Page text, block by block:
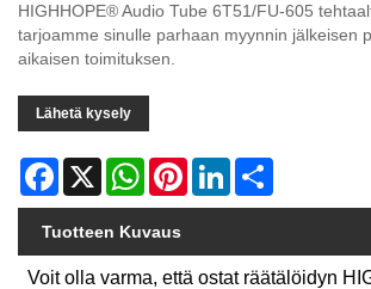
HIGHHOPE® Audio Tube 6T51/FU-605
tarjoamme sinulle parhaan myynnin jälkeisen
aikaisen toimituksen.
Lähetä kysely
Facebook
X WhatsAppPinterestLinkedIn
Tuotteen Kuvaus
Voit olla varma, että ostat räätälöidyn